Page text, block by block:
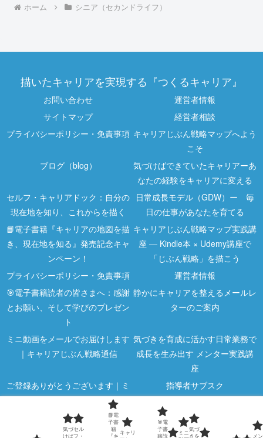
ホーム シニア（セカンドライフ）
描いたキャリアを実現する『つくるキャリア』
お問い合わせ
運営者情報
サイトマップ
経営者相談
プライバシーポリシー・免責事項 キャリアじぶん戦略マップへよう
こそ
ブログ（blog）
気づけばできていたキャリアーあ
なたの経験をキャリアに変える
セルフ・キャリアドック：自分の
現在地を知り、これからを描く
日常成長モデル（GDW）ー 毎
日の仕事があなたを育てる
📘電子書籍『キャリアの地図を描
き、現在地を知る』発売記念キャ
ンペーン！
キャリアじぶん戦略マップ実践講
座 ― Kindle本 × Udemy講座で
「じぶん戦略」を描こう
プライバシーポリシー・免責事項
運営者情報
🎯電子書籍読者の皆さまへ：感謝
とお願い、そして学びのプレゼン
ト
静かにキャリアを整えるメールレ
ターのご案内
ミニ動画をメールでお届けします
｜キャリアじぶん戦略通信
気づきを育成に活かす日常業務で
成長を生み出す メンター実践講
座
ご登録ありがとうございます｜ミ
ニ動画のご案内
指導者サブスク
指導者向け講座
気づくと差がつく｜キャリア5分
メモ
気づ
けば
セル
フ・
📘電
子書
籍
『キ キャリ
🎯電
子書
籍読
ミニ気づ
きを
メン